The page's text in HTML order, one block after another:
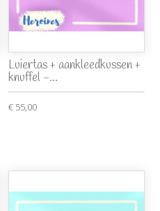
Luiertas + aankleedkussen +
knuffel -...
€ 55,00